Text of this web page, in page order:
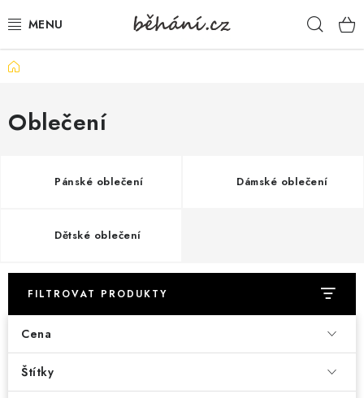
na
BOTY PÁNSKÉ
BOTY DÁMSKÉ
DOPLŇKY
KONTAKT
Domů
Oblečení
Pánské oblečení Dámské oblečení
Dětské oblečení
FILTROVAT PRODUKTY
Cena
Štítky